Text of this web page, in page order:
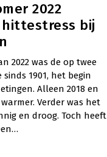
2022
bij
2022 was de op twee
1901, het begin
Alleen 2018 en
Verder was het
en droog. Toch heeft